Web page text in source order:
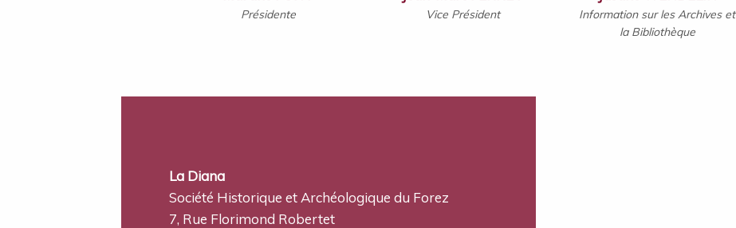
Présidente Vice Président
Information sur les Archives et
la Bibliothèque
La Diana
Société Historique et Archéologique du Forez
7, Rue Florimond Robertet